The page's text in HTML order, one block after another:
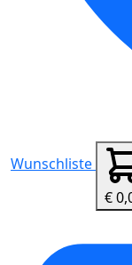
Wunschliste
€